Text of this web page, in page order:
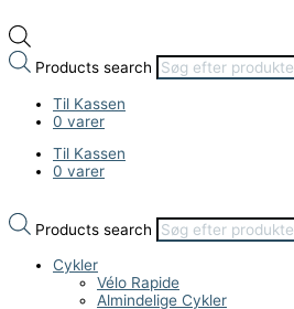
Products search
Til Kassen
0 varer
Til Kassen
0 varer
Products search
Cykler
Vélo Rapide
Almindelige Cykler